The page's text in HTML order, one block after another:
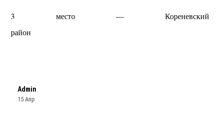
3 место — Кореневский
район
Admin
15 Апр